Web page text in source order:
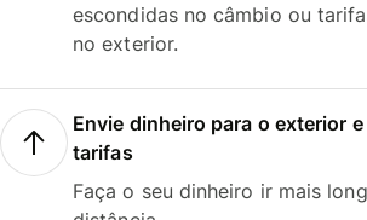
escondidas no câmbio ou
no exterior.
Envie dinheiro para o exterior
tarifas
Faça o seu dinheiro ir mais